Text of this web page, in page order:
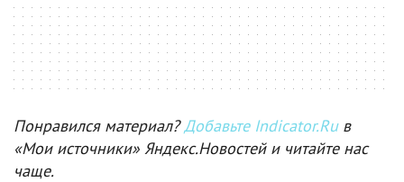
Понравился материал?Добавьте Indicator.Ruв
«Мои источники» Яндекс.Новостей и читайте нас
чаще.